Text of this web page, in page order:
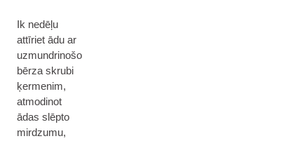
Ik nedēļu
attīriet ādu ar
uzmundrinošo
bērza skrubi
ķermenim,
atmodinot
ādas slēpto
mirdzumu,